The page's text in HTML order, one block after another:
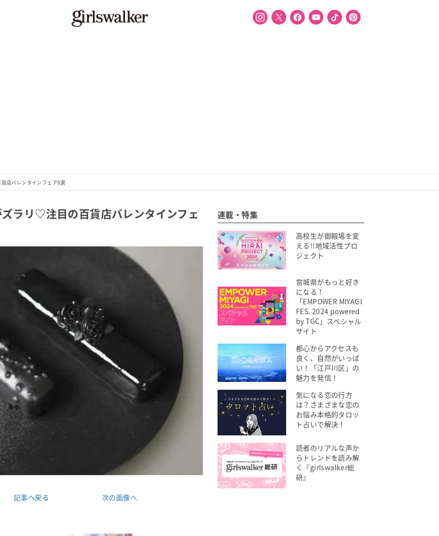
店バレンタインフェア8選
ラリ♡注目の百貨店バレンタインフェ
記事へ戻る 次の画像へ
連載・特集
高校生が御殿場を変
える!!地域活性プロ
ジェクト
宮城県がもっと好き
になる！
「EMPOWER MIYAGI
FES. 2024 powered
by TGC」スペシャル
サイト
都心からアクセスも
良く、自然がいっぱ
い！「江戸川区」の
魅力を発信！
気になる恋の行方
は？さまざまな恋の
お悩み本格的タロッ
ト占いで解決！
読者のリアルな声か
らトレンドを読み解
く『girlswalker総
研』